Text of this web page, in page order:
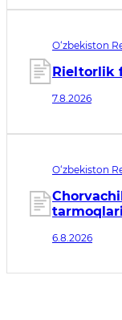
O‘zbekiston
Rieltorlik
7.8.2026
O‘zbekiston
sanasi
tadbirlari
6.8.2026